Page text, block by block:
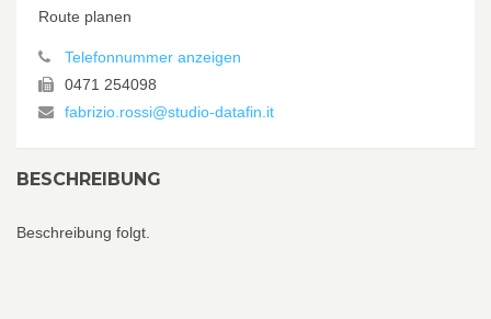
Route planen
Telefonnummer anzeigen
0471 254098
fabrizio.rossi@studio-datafin.it
BESCHREIBUNG
Beschreibung folgt.